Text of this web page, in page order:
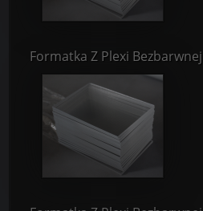
Formatka Z Plexi